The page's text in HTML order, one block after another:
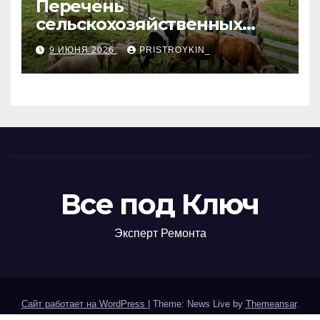
Перечень
сельскохозяйственных
животных и информация о
структуре
сельскохозяйственных
9 ИЮНЯ 2026 PRISTROYKIN_
Все под Ключ
Эксперт Ремонта
Сайт работает на WordPress | Theme: News Live by Themeansar.